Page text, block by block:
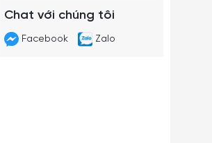
Chat với chúng tôi
Facebook Zalo